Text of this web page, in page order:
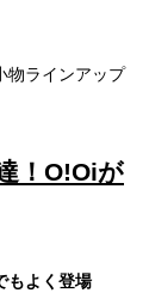
物ラインアップ
！O!Oiが
もよく登場